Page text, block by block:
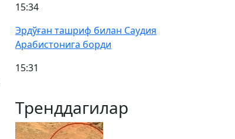
15:34
Эрдўған ташриф билан Саудия
Арабистонига борди
15:31
Тренддагилар